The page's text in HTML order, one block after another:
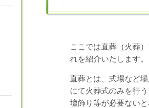
ここでは直葬（火葬
れを紹介いたします。
直葬とは、式場など
にて火葬式のみを行
壇飾り等が必要ない